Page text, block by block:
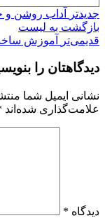
جدیدتر
آداب روشن
بازگشت به لیست
قدیمی‌تر
آموزش
دیدگاهتان را
نشانی ایمیل شما
علامت‌گذاری شده‌اند
دیدگاه *